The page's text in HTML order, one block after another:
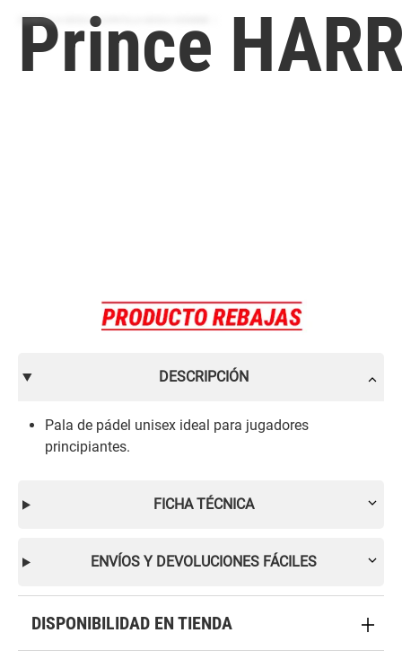
ZAPATILLA MODA | ZAPATILLA MODA HOMBRE
Prince
DESCRIPCIÓN
Pala de pádel unisex ideal para jugadores
principiantes.
FICHA TÉCNICA
ENVÍOS Y DEVOLUCIONES FÁCILES
DISPONIBILIDAD EN TIENDA